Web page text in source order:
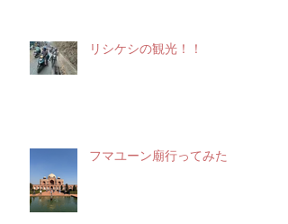
リシケシの観光！！
フマユーン廟行ってみた